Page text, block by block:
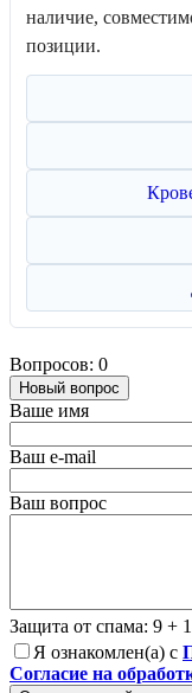
наличие,
позиции.
Вопросов: 0
Новый вопрос
Ваше имя
Ваш e-mail
Ваш вопрос
Защита от спама: 9 +
Я ознакомлен(а) с
Согласие на